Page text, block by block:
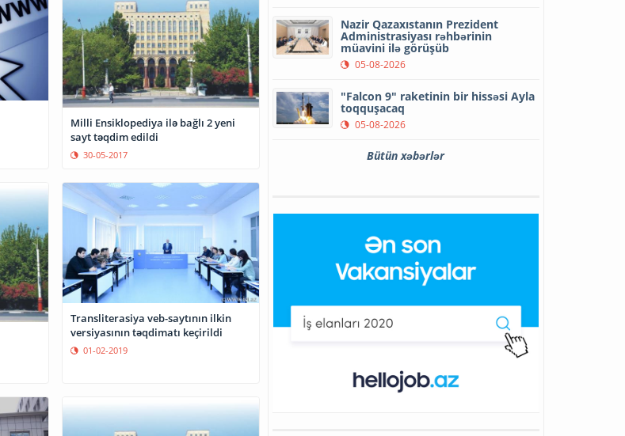
Milli Ensiklopediya ilə bağlı 2 yeni
sayt təqdim edildi
30-05-2017
Transliterasiya veb-saytının ilkin
versiyasının təqdimatı keçirildi
01-02-2019
Nazir Qazaxıstanın Prezident
Administrasiyası rəhbərinin
müavini ilə görüşüb
05-08-2026
"Falcon 9" raketinin bir hissəsi Ayla
toqquşacaq
05-08-2026
Bütün xəbərlər